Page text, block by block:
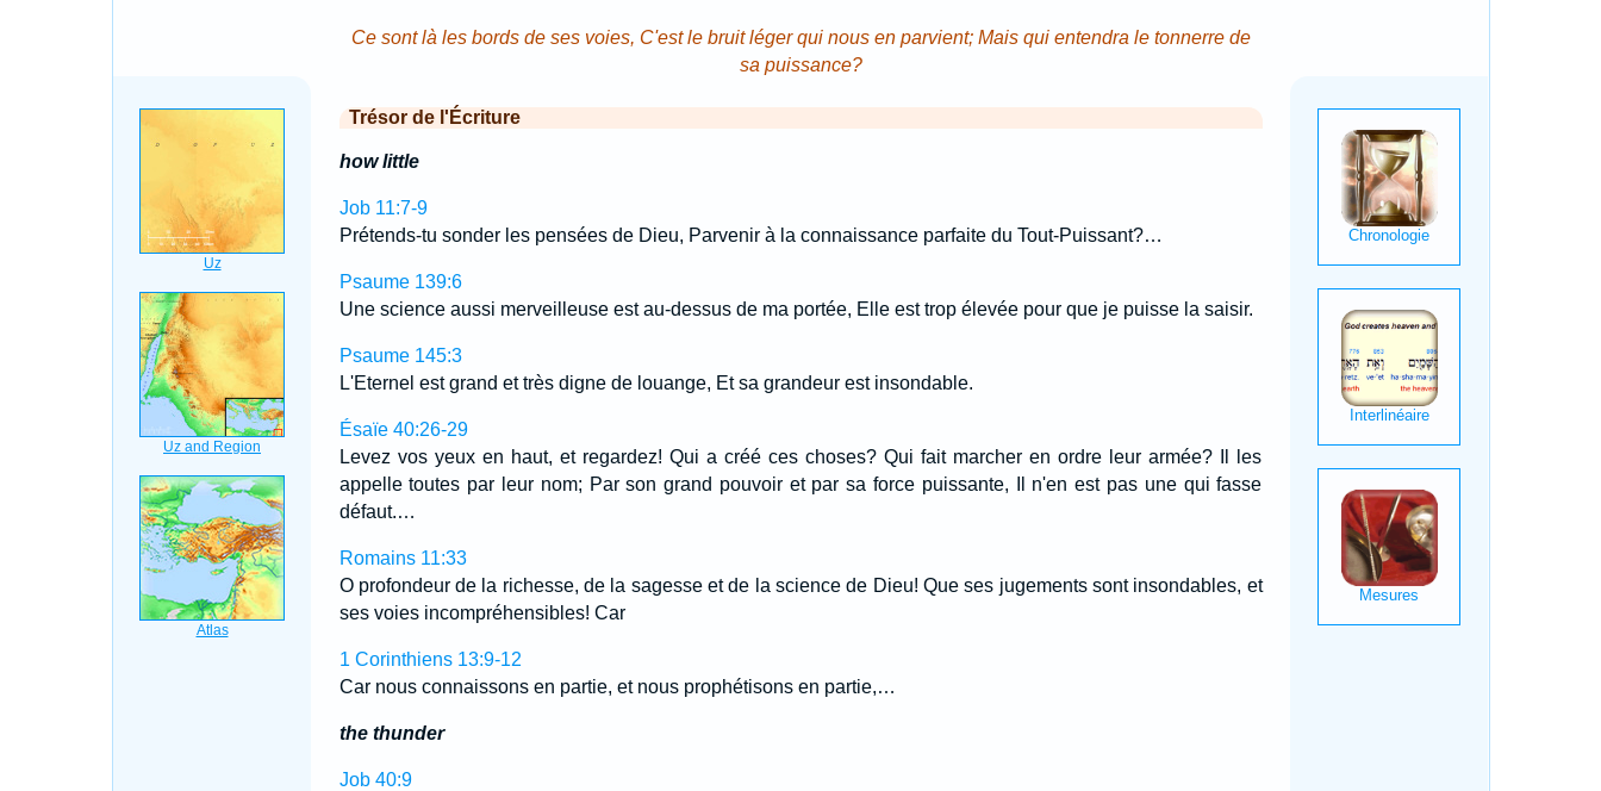
Ce sont là les bords de ses voies, C'est le bruit léger qui nous en parvient; Mais qui entendra le tonnerre de
sa puissance?
Trésor de l'Écriture
how little
Job 11:7-9
Prétends-tu sonder les pensées de Dieu, Parvenir à la connaissance parfaite du Tout-Puissant?…
Psaume 139:6
Une science aussi merveilleuse est au-dessus de ma portée, Elle est trop élevée pour que je puisse la saisir.
Psaume 145:3
L'Eternel est grand et très digne de louange, Et sa grandeur est insondable.
Ésaïe 40:26-29
Levez vos yeux en haut, et regardez! Qui a créé ces choses? Qui fait marcher en ordre leur armée? Il les
appelle toutes par leur nom; Par son grand pouvoir et par sa force puissante, Il n'en est pas une qui fasse
défaut.…
Romains 11:33
O profondeur de la richesse, de la sagesse et de la science de Dieu! Que ses jugements sont insondables, et
ses voies incompréhensibles! Car
1 Corinthiens 13:9-12
Car nous connaissons en partie, et nous prophétisons en partie,…
the thunder
Job 40:9